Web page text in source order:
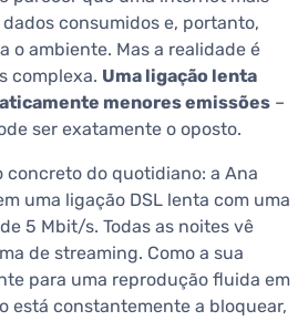
consumidos e, portanto,
o ambiente. Mas a realidade é
complexa. Uma ligação lenta
menores emissões –
ser exatamente o oposto.
concreto do quotidiano: a Ana
uma ligação DSL lenta com uma
5 Mbit/s. Todas as noites vê
de streaming. Como a sua
para uma reprodução fluida em
está constantemente a bloquear,